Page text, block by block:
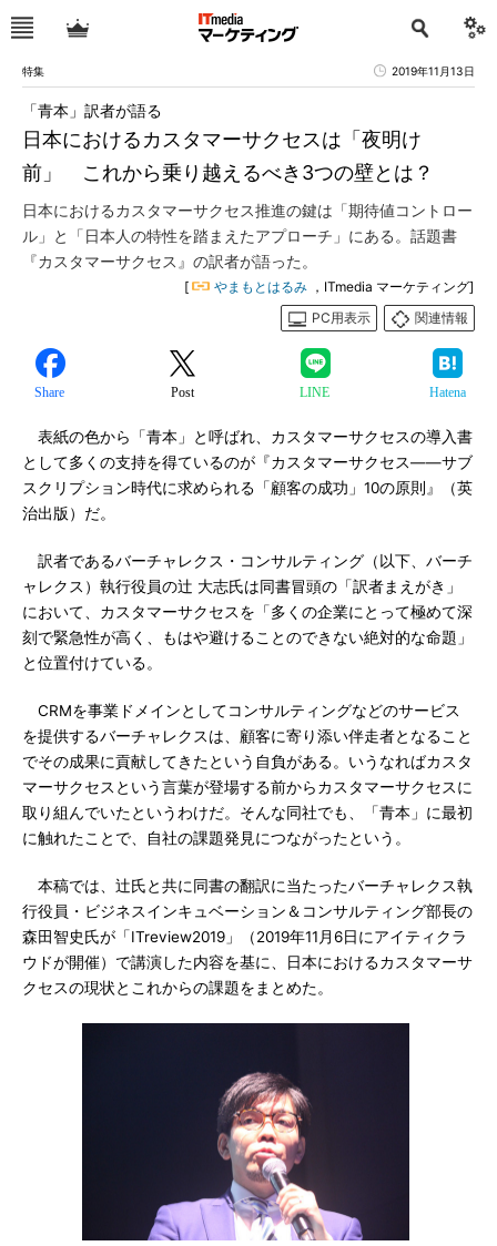
特集 2019年11月13日
日本におけるカスタマーサクセスは「夜明け
前」 これから乗り越えるべき3つの壁とは？
「青本」訳者が語る
日本におけるカスタマーサクセス推進の鍵は「期待値コントロー
ル」と「日本人の特性を踏まえたアプローチ」にある。話題書
『カスタマーサクセス』の訳者が語った。
[ やまもとはるみ ，ITmedia マーケティング]
PC用表示
関連情報
Share Post LINE Hatena
表紙の色から「青本」と呼ばれ、カスタマーサクセスの導入書
として多くの支持を得ているのが『カスタマーサクセス――サブ
スクリプション時代に求められる「顧客の成功」10の原則』（英
治出版）だ。
訳者であるバーチャレクス・コンサルティング（以下、バーチ
ャレクス）執行役員の辻 大志氏は同書冒頭の「訳者まえがき」
において、カスタマーサクセスを「多くの企業にとって極めて深
刻で緊急性が高く、もはや避けることのできない絶対的な命題」
と位置付けている。
CRMを事業ドメインとしてコンサルティングなどのサービス
を提供するバーチャレクスは、顧客に寄り添い伴走者となること
でその成果に貢献してきたという自負がある。いうなればカスタ
マーサクセスという言葉が登場する前からカスタマーサクセスに
取り組んでいたというわけだ。そんな同社でも、「青本」に最初
に触れたことで、自社の課題発見につながったという。
本稿では、辻氏と共に同書の翻訳に当たったバーチャレクス執
行役員・ビジネスインキュベーション＆コンサルティング部長の
森田智史氏が「ITreview2019」（2019年11月6日にアイティクラ
ウドが開催）で講演した内容を基に、日本におけるカスタマーサ
クセスの現状とこれからの課題をまとめた。